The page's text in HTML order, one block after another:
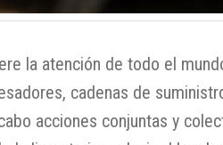
la atención de todo el
cadenas de
acciones conjuntas y